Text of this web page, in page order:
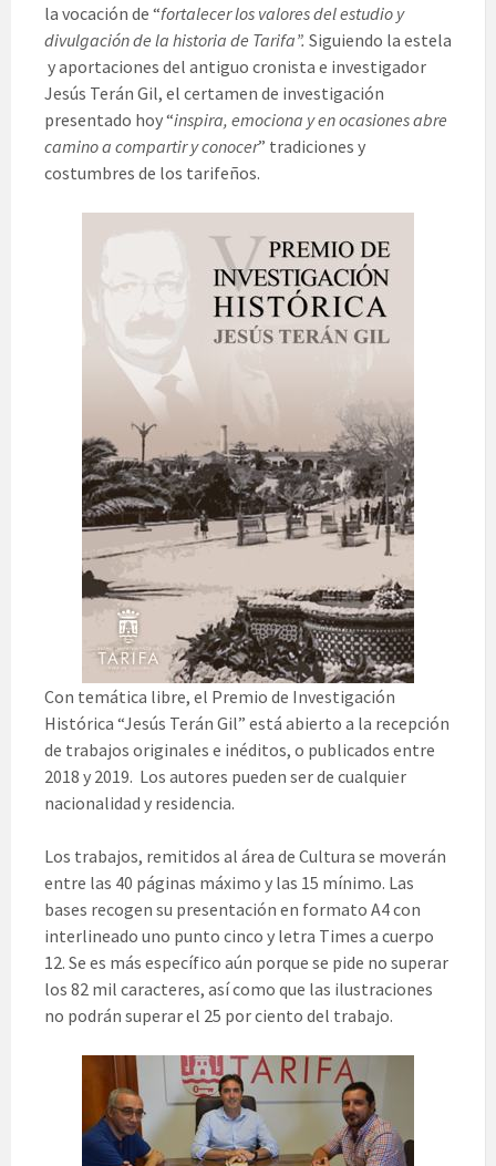
la vocación de “fortalecer los valores del estudio y
divulgación de la historia de Tarifa”. Siguiendo la estela
y aportaciones del antiguo cronista e investigador
Jesús Terán Gil, el certamen de investigación
presentado hoy “inspira, emociona y en ocasiones abre
camino a compartir y conocer” tradiciones y
costumbres de los tarifeños.
Con temática libre, el Premio de Investigación
Histórica “Jesús Terán Gil” está abierto a la recepción
de trabajos originales e inéditos, o publicados entre
2018 y 2019. Los autores pueden ser de cualquier
nacionalidad y residencia.
Los trabajos, remitidos al área de Cultura se moverán
entre las 40 páginas máximo y las 15 mínimo. Las
bases recogen su presentación en formato A4 con
interlineado uno punto cinco y letra Times a cuerpo
12. Se es más específico aún porque se pide no superar
los 82 mil caracteres, así como que las ilustraciones
no podrán superar el 25 por ciento del trabajo.